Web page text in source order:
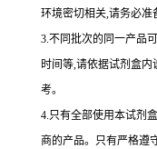
环境密切相关,请务必准
3.不同批次的同一产品
时间等,请依据试剂盒
考。
4.只有全部使用本试剂
商的产品。只有严格遵